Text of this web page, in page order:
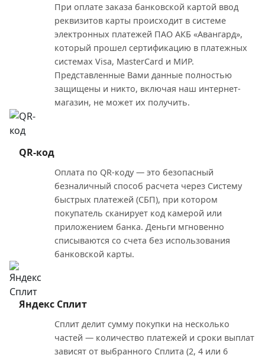
При оплате заказа банковской картой ввод
реквизитов карты происходит в системе
электронных платежей ПАО АКБ «Авангард»,
который прошел сертификацию в платежных
системах Visa, MasterCard и МИР.
Представленные Вами данные полностью
защищены и никто, включая наш интернет-
магазин, не может их получить.
QR-код
Оплата по QR-коду — это безопасный
безналичный способ расчета через Систему
быстрых платежей (СБП), при котором
покупатель сканирует код камерой или
приложением банка. Деньги мгновенно
списываются со счета без использования
банковской карты.
Яндекс Сплит
Сплит делит сумму покупки на несколько
частей — количество платежей и сроки выплат
зависят от выбранного Сплита (2, 4 или 6